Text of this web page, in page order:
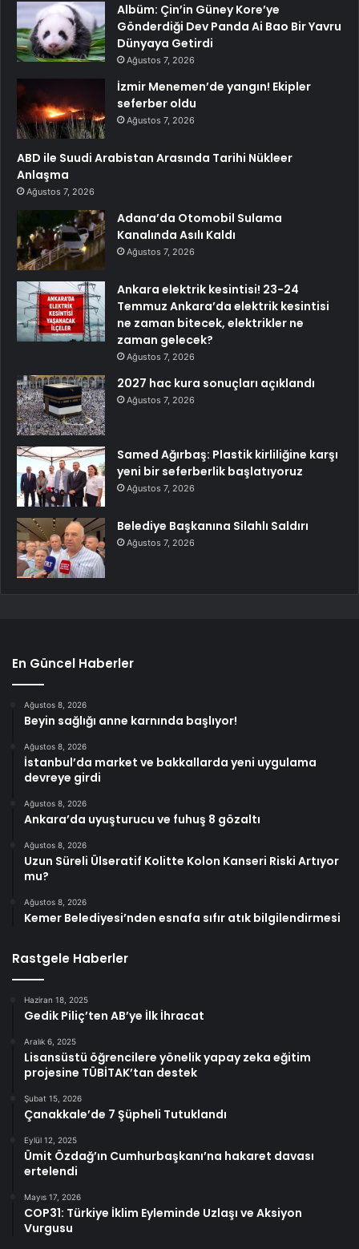
Albüm: Çin’in Güney Kore’ye
Gönderdiği Dev Panda Ai Bao Bir Yavru
Dünyaya Getirdi
Ağustos 7, 2026
İzmir Menemen’de yangın! Ekipler
seferber oldu
Ağustos 7, 2026
ABD ile Suudi Arabistan Arasında Tarihi Nükleer
Anlaşma
Ağustos 7, 2026
Adana’da Otomobil Sulama
Kanalında Asılı Kaldı
Ağustos 7, 2026
Ankara elektrik kesintisi! 23-24
Temmuz Ankara’da elektrik kesintisi
ne zaman bitecek, elektrikler ne
zaman gelecek?
Ağustos 7, 2026
2027 hac kura sonuçları açıklandı
Ağustos 7, 2026
Samed Ağırbaş: Plastik kirliliğine karşı
yeni bir seferberlik başlatıyoruz
Ağustos 7, 2026
Belediye Başkanına Silahlı Saldırı
Ağustos 7, 2026
En Güncel Haberler
Ağustos 8, 2026
Beyin sağlığı anne karnında başlıyor!
Ağustos 8, 2026
İstanbul’da market ve bakkallarda yeni uygulama
devreye girdi
Ağustos 8, 2026
Ankara’da uyuşturucu ve fuhuş 8 gözaltı
Ağustos 8, 2026
Uzun Süreli Ülseratif Kolitte Kolon Kanseri Riski Artıyor
mu?
Ağustos 8, 2026
Kemer Belediyesi’nden esnafa sıfır atık bilgilendirmesi
Rastgele Haberler
Haziran 18, 2025
Gedik Piliç’ten AB’ye İlk İhracat
Aralık 6, 2025
Lisansüstü öğrencilere yönelik yapay zeka eğitim
projesine TÜBİTAK’tan destek
Şubat 15, 2026
Çanakkale’de 7 Şüpheli Tutuklandı
Eylül 12, 2025
Ümit Özdağ’ın Cumhurbaşkanı’na hakaret davası
ertelendi
Mayıs 17, 2026
COP31: Türkiye İklim Eyleminde Uzlaşı ve Aksiyon
Vurgusu